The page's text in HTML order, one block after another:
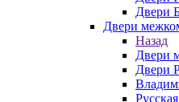
Двери
Двери
Назад
Двери
Двери